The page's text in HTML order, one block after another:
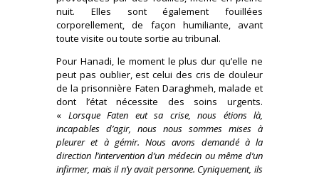
nuit. Elles sont également fouillées
corporellement, de façon humiliante, avant
toute visite ou toute sortie au tribunal.
Pour Hanadi, le moment le plus dur qu’elle ne
peut pas oublier, est celui des cris de douleur
de la prisonnière Faten Daraghmeh, malade et
dont l’état nécessite des soins urgents.
« Lorsque Faten eut sa crise, nous étions là,
incapables d’agir, nous nous sommes mises à
pleurer et à gémir. Nous avons demandé à la
direction l’intervention d’un médecin ou même d’un
infirmer, mais il n’y avait personne. Cyniquement, ils